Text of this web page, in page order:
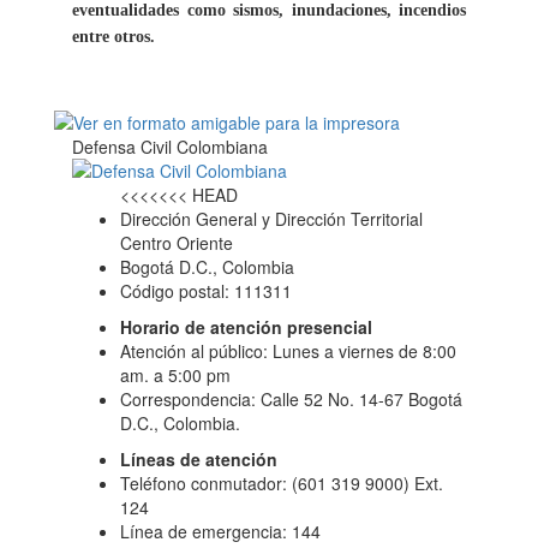
eventualidades como sismos, inundaciones, incendios
entre otros.
Defensa Civil Colombiana
<<<<<<< HEAD
Dirección General y Dirección Territorial
Centro Oriente
Bogotá D.C., Colombia
Código postal: 111311
Horario de atención presencial
Atención al público: Lunes a viernes de 8:00
am. a 5:00 pm
Correspondencia: Calle 52 No. 14-67 Bogotá
D.C., Colombia.
Líneas de atención
Teléfono conmutador: (601 319 9000) Ext.
124
Línea de emergencia: 144